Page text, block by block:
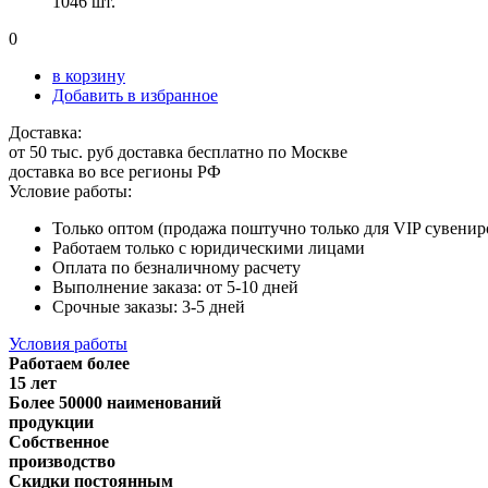
0
в корзину
Добавить в избранное
Доставка:
от 50 тыс. руб доставка бесплатно по Москве
доставка во все регионы РФ
Условие работы:
Только оптом (продажа поштучно только для VIP
Работаем только с юридическими лицами
Оплата по безналичному расчету
Выполнение заказа: от 5-10 дней
Срочные заказы: 3-5 дней
Условия работы
Работаем более
15 лет
Более 50000 наименований
продукции
Собственное
производство
Скидки постоянным